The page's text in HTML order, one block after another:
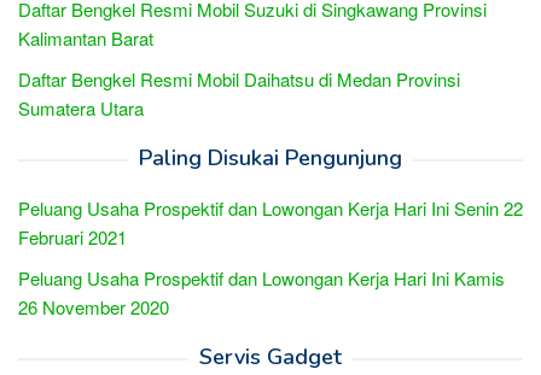
Daftar Bengkel Resmi Mobil Suzuki di Singkawang Provinsi
Kalimantan Barat
Daftar Bengkel Resmi Mobil Daihatsu di Medan Provinsi
Sumatera Utara
Paling Disukai Pengunjung
Peluang Usaha Prospektif dan Lowongan Kerja Hari Ini Senin 22
Februari 2021
Peluang Usaha Prospektif dan Lowongan Kerja Hari Ini Kamis
26 November 2020
Servis Gadget